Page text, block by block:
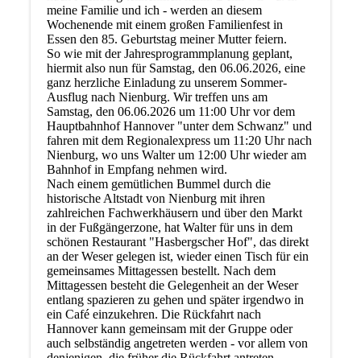
meine Familie und ich - werden an diesem
Wochenende mit einem großen Familienfest in
Essen den 85. Geburtstag meiner Mutter feiern.
So wie mit der Jahresprogrammplanung geplant,
hiermit also nun für Samstag, den 06.06.2026, eine
ganz herzliche Einladung zu unserem Sommer-
Ausflug nach Nienburg. Wir treffen uns am
Samstag, den 06.06.2026 um 11:00 Uhr vor dem
Hauptbahnhof Hannover "unter dem Schwanz" und
fahren mit dem Regionalexpress um 11:20 Uhr nach
Nienburg, wo uns Walter um 12:00 Uhr wieder am
Bahnhof in Empfang nehmen wird.
Nach einem gemütlichen Bummel durch die
historische Altstadt von Nienburg mit ihren
zahlreichen Fachwerkhäusern und über den Markt
in der Fußgängerzone, hat Walter für uns in dem
schönen Restaurant "Hasbergscher Hof", das direkt
an der Weser gelegen ist, wieder einen Tisch für ein
gemeinsames Mittagessen bestellt. Nach dem
Mittagessen besteht die Gelegenheit an der Weser
entlang spazieren zu gehen und später irgendwo in
ein Café einzukehren. Die Rückfahrt nach
Hannover kann gemeinsam mit der Gruppe oder
auch selbständig angetreten werden - vor allem von